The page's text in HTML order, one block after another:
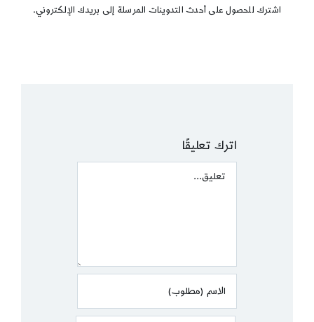
اشترك للحصول على أحدث التدوينات المرسلة إلى بريدك الإلكتروني.
اترك تعليقًا
Comment